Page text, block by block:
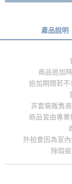
產品說明
商品追加
追加期間若不
非套裝販售
商品皆由專
外拍會因為室
除瑕